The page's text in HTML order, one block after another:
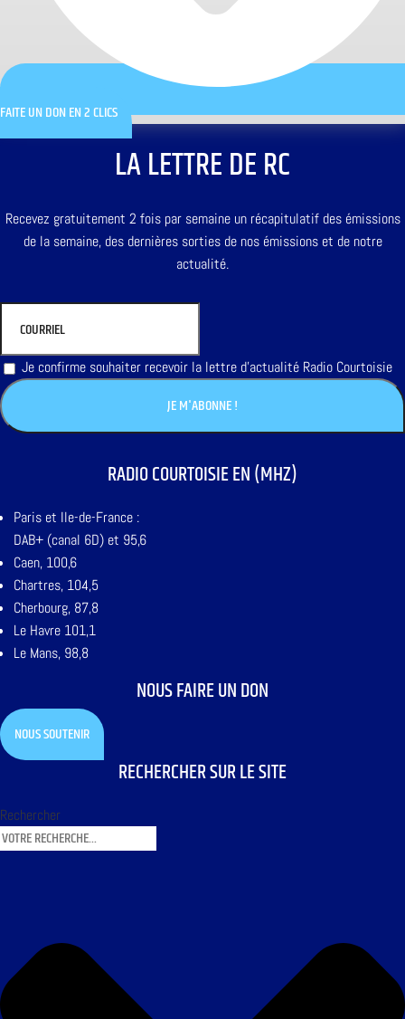
FAITE UN DON EN 2 CLICS
LA LETTRE DE RC
Recevez gratuitement 2 fois par semaine un récapitulatif des émissions
de la semaine, des dernières sorties de nos émissions et de notre
actualité.
Je confirme souhaiter recevoir la lettre d'actualité Radio Courtoisie
RADIO COURTOISIE EN (MHZ)
Paris et Ile-de-France :
DAB+ (canal 6D) et 95,6
Caen, 100,6
Chartres, 104,5
Cherbourg, 87,8
Le Havre 101,1
Le Mans, 98,8
NOUS FAIRE UN DON
NOUS SOUTENIR
RECHERCHER SUR LE SITE
Rechercher